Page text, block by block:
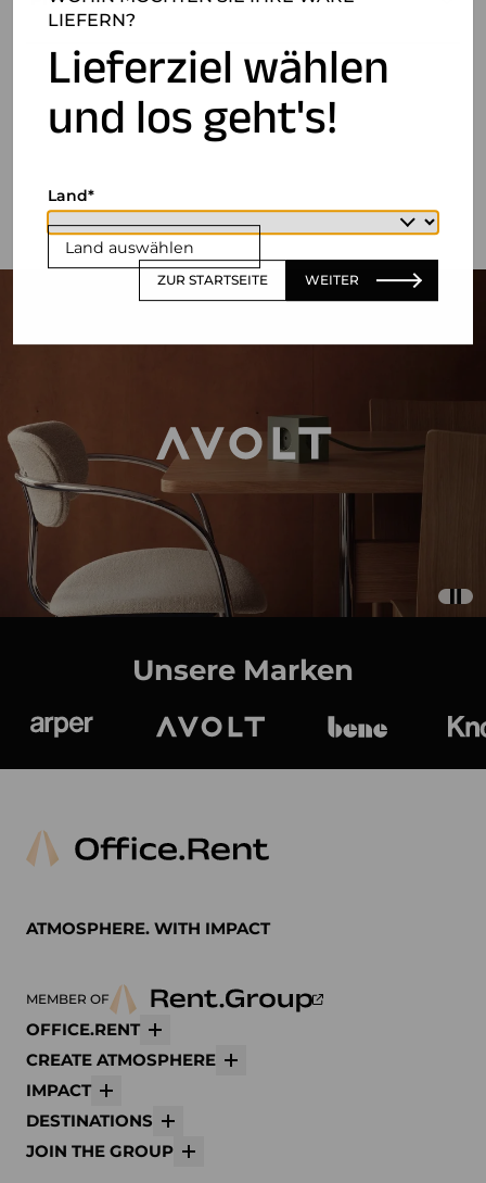
LIEFERN?
Lieferziel wählen
und los geht's!
Land auswählen
Land
ZUR STARTSEITE WEITER
Unsere Marken
ATMOSPHERE. WITH IMPACT
MEMBER OF
OFFICE.RENT
CREATE ATMOSPHERE
IMPACT
DESTINATIONS
JOIN THE GROUP